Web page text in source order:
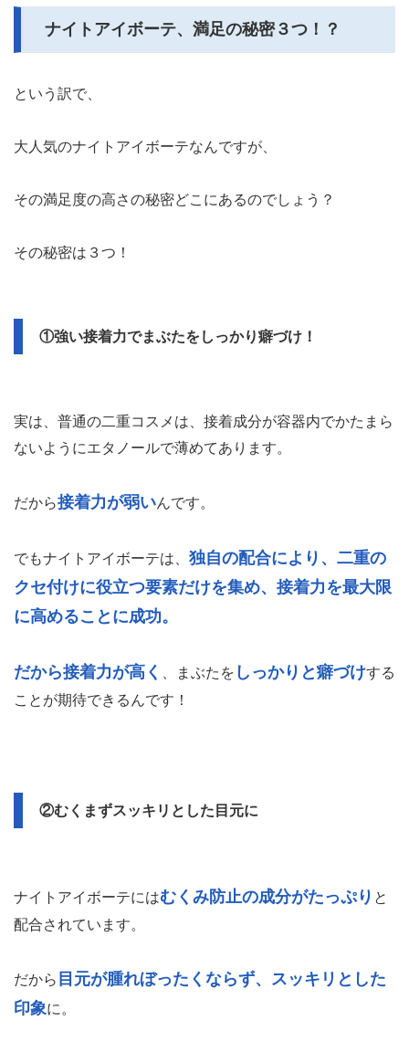
ナイトアイボーテ、満足の秘密３つ！？
という訳で、
大人気のナイトアイボーテなんですが、
その満足度の高さの秘密どこにあるのでしょう？
その秘密は３つ！
①強い接着力でまぶたをしっかり癖づけ！
実は、普通の二重コスメは、接着成分が容器内でかたまら
ないようにエタノールで薄めてあります。
だから接着力が弱いんです。
でもナイトアイボーテは、 独自の配合により、二重の
クセ付けに役立つ要素だけを集め、接着力を最大限
に高めることに成功。
だから接着力が高く 、まぶたを しっかりと癖づけする
ことが期待できるんです！
②むくまずスッキリとした目元に
ナイトアイボーテにはむくみ防止の成分がたっぷり と
配合されています。
だから 目元が腫れぼったくならず、スッキリとした
印象に。